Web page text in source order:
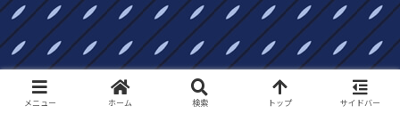
メニュー ホーム 検索 トップ サイドバー